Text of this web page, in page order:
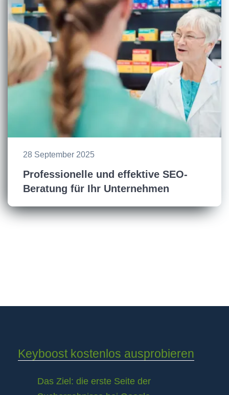
28 September 2025
Professionelle und effektive SEO-
Beratung für Ihr Unternehmen
Keyboost kostenlos ausprobieren
Das Ziel: die erste Seite der